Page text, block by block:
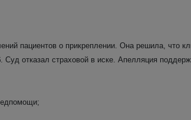
пациентов о прикреплении. Она решила, что
отказал страховой в иске. Апелляция